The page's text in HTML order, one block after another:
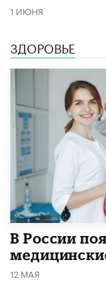
1 ИЮНЯ
ЗДОРОВЬЕ
В России
12 МАЯ